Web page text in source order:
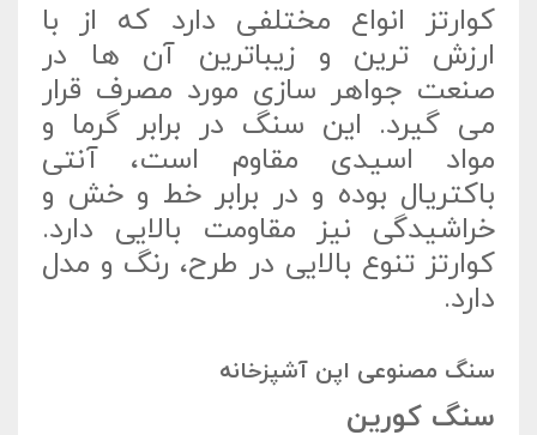
کوارتز انواع مختلفی دارد که از با
ارزش ترین و زیباترین آن ها در
صنعت جواهر سازی مورد مصرف قرار
می گیرد. این سنگ در برابر گرما و
مواد اسیدی مقاوم است، آنتی
باکتریال بوده و در برابر خط و خش و
خراشیدگی نیز مقاومت بالایی دارد.
کوارتز تنوع بالایی در طرح، رنگ و مدل
دارد.
سنگ مصنوعی اپن آشپزخانه
سنگ کورین